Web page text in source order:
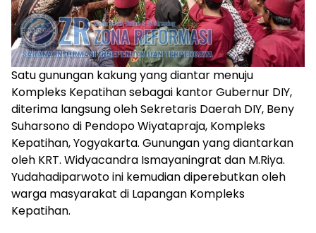
Satu gunungan kakung yang diantar menuju
Kompleks Kepatihan sebagai kantor Gubernur DIY,
diterima langsung oleh Sekretaris Daerah DIY, Beny
Suharsono di Pendopo Wiyatapraja, Kompleks
Kepatihan, Yogyakarta. Gunungan yang diantarkan
oleh KRT. Widyacandra Ismayaningrat dan M.Riya.
Yudahadiparwoto ini kemudian diperebutkan oleh
warga masyarakat di Lapangan Kompleks
Kepatihan.